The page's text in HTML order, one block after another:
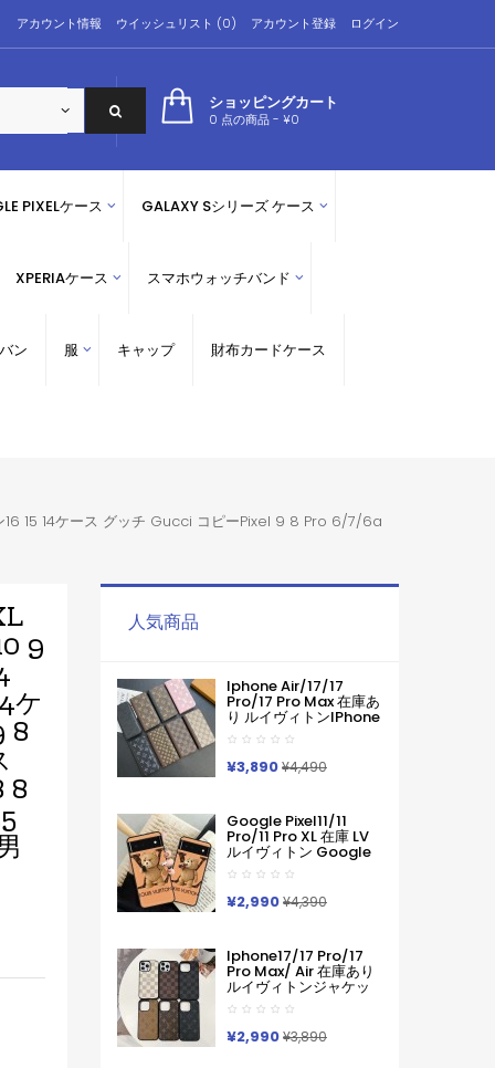
アカウント情報 ウイッシュリスト (0) アカウント登録 ログイン
ショッピングカート
0 点の商品 - ¥0
PIXELケース GALAXY Sシリーズ ケース
XPERIAケース スマホウォッチバンド
ン 服 キャップ 財布カードケース
15 14ケース グッチ Gucci コピーPixel 9 8 Pro 6/7/6a
9
ケ
8
8
人気商品
Iphone Air/17/17
Pro/17 Pro Max 在庫あ
り ルイヴィトンiPhone
Air 17pro Max 16 15
Pro Maxケース手帳型
ブランドグッチカード
入れ IPhone17 16 15 14
Iphone11 12 13 14 手帳
型ケース メンズ本革製
スマホケース アイフォ
ン15 14 13 Pro Max 手
帳 携帯ケース
¥3,890¥4,490
Google Pixel11/11
Pro/11 Pro XL 在庫 LV
ルイヴィトン Google
Pixel 11 10 Pro 9a 6 7a
8 9pro Iphone 16 17
Pro Max Galaxy S26
ケースハイブランド フ
番プリント ルイヴィト
ンGooglePixel6 Pixel7
Pixel8 9グーグ熊柄ル
ピクセル スマホケース
軽い 薄い ハードケース
Pixelなど全機種対応
¥2,990¥4,390
Iphone17/17 Pro/17
Pro Max/ Air 在庫あり
ルイヴィトンジャケッ
ト型モノグラムダミエ
アイホンケース17 16 15
14 Pro Max 15 Plus 激
安革製メンズレディー
¥2,990¥3,890